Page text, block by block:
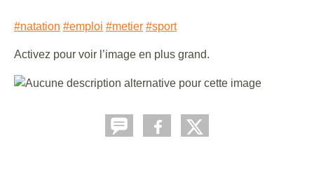
#natation #emploi #metier #sport
Activez pour voir l’image en plus grand.